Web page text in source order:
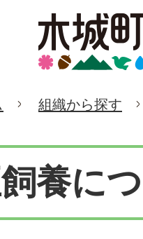
組織から探す
養に